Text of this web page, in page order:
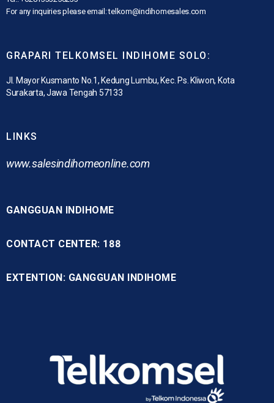
For any inquiries please email: telkom@indihomesales.com
GRAPARI TELKOMSEL INDIHOME SOLO:
Jl. Mayor Kusmanto No.1, Kedung Lumbu, Kec. Ps. Kliwon, Kota
Surakarta, Jawa Tengah 57133
LINKS
www.salesindihomeonline.com
GANGGUAN INDIHOME
CONTACT CENTER: 188
EXTENTION: GANGGUAN INDIHOME